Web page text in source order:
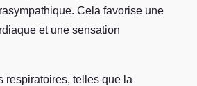
Cela favorise une
et une sensation
respiratoires, telles que la